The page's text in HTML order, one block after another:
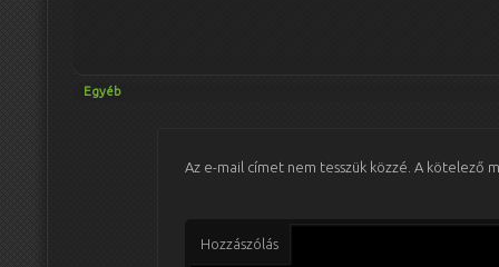
Egyéb
Az e-mail címet nem tesszük közzé. A kötelező
Hozzászólás